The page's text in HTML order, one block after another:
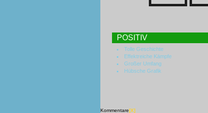
POSITIV
Tolle Geschichte
Effektreiche Kämpfe
Großer Umfang
Hübsche Grafik
Kommentare[X]